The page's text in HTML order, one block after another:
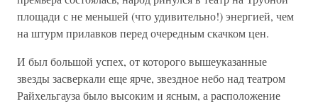
площади с не меньшей (что удивительно!) энергией, чем
на штурм прилавков перед очередным скачком цен.
И был большой успех, от которого вышеуказанные
звезды засверкали еще ярче, звездное небо над театром
Райхельгауза было высоким и ясным, а расположение